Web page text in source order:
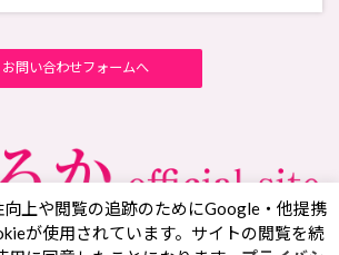
お問い合わせフォームへ
上や閲覧の追跡のためにGoogle・他提携
が使用されています。サイトの閲覧を続